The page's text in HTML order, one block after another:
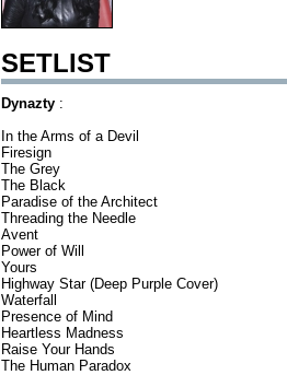
SETLIST
Dynazty :
In the Arms of a Devil
Firesign
The Grey
The Black
Paradise of the Architect
Threading the Needle
Avent
Power of Will
Yours
Highway Star (Deep Purple Cover)
Waterfall
Presence of Mind
Heartless Madness
Raise Your Hands
The Human Paradox